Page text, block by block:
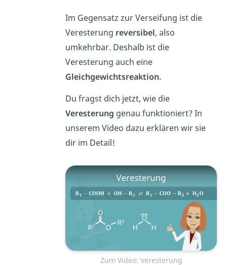
Im Gegensatz zur Verseifung ist die
Veresterung reversibel, also
umkehrbar. Deshalb ist die
Veresterung auch eine
Gleichgewichtsreaktion.
Du fragst dich jetzt, wie die
Veresterung genau funktioniert? In
unserem Video dazu erklären wir sie
dir im Detail!
Zum Video: Veresterung